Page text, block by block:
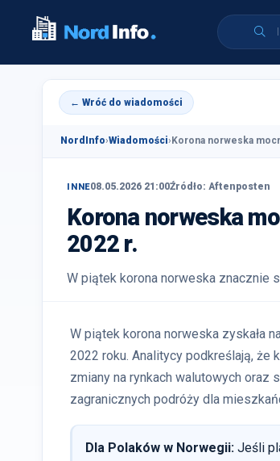
← Wróć do wiadomości
NordInfo›Wiadomości› Korona norweska
INNE08.05.2026 21:00Źródło: Aftenposten
Korona norweska
2022 r.
W piątek korona norweska znacznie
W piątek korona norweska zyskała
2022 roku. Analitycy podkreślają, że
zmiany na rynkach walutowych oraz
zagranicznych podróży dla
Dla Polaków w Norwegii: Jeśli